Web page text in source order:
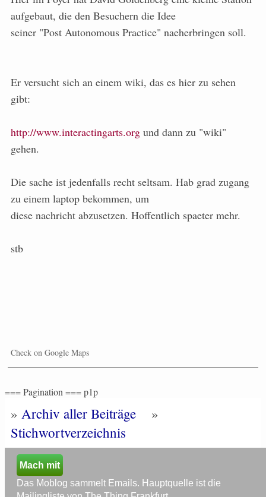
aufgebaut, die den Besuchern die Idee
seiner "Post Autonomous Practice" naeherbringen soll.
Er versucht sich an einem wiki, das es hier zu sehen
gibt:
http://www.interactingarts.org und dann zu "wiki"
gehen.
Die sache ist jedenfalls recht seltsam. Hab grad zugang
zu einem laptop bekommen, um
diese nachricht abzusetzen. Hoffentlich spaeter mehr.
stb
Check on Google Maps
=== Pagination === p1p
» Archiv aller Beiträge
»
Stichwortverzeichnis
Mach mit
Das Moblog sammelt Emails. Hauptquelle ist die